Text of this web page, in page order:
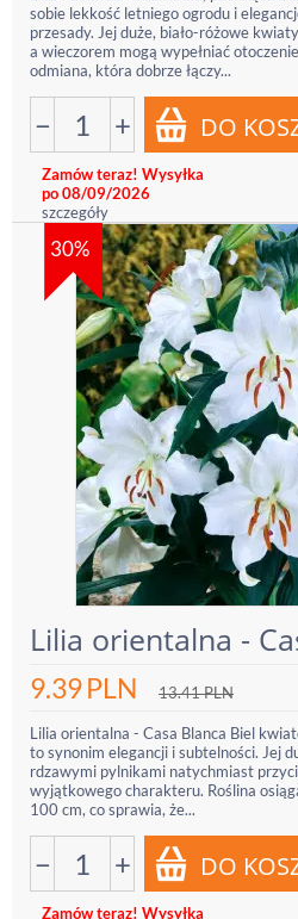
sobie lekkość letniego ogrodu i
przesady. Jej duże, biało-różowe
a wieczorem mogą wypełniać
odmiana, która dobrze łączy...
− +
Zamów teraz! Wysyłka
po 08/09/2026
szczegóły
30%
Lilia orientalna -
9.39PLN 13.41PLN
Lilia orientalna - Casa Blanca Biel
to synonim elegancji i subtelności. Jej
rdzawymi pylnikami natychmiast
wyjątkowego charakteru. Roślina
100 cm, co sprawia, że...
− +
Zamów teraz! Wysyłka